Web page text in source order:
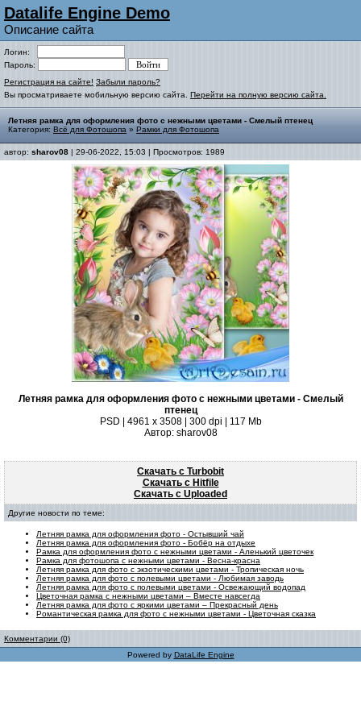
Datalife Engine Demo
Описание сайта
Логин:
Пароль:
Регистрация на сайте! Забыли пароль?
Вы просматриваете мобильную версию сайта. Перейти на полную версию сайта.
Летняя рамка для оформления фото с нежными цветами - Смелый птенец
Категория: Всё для Фотошопа » Рамки для Фотошопа
автор: sharov08 | 29-06-2022, 15:03 | Просмотров: 1989
Летняя рамка для оформления фото с нежными цветами - Смелый
птенец
PSD | 4961 х 3508 | 300 dpi | 117 Mb
Автор: sharov08
Скачать с Turbobit
Скачать с Hitfile
Скачать с Uploaded
Другие новости по теме:
Летняя рамка для оформления фото - Остывший чай
Летняя рамка для оформления фото - Бобёр на отдыхе
Рамка для оформления фото с нежными цветами - Аленький цветочек
Рамка для фотошопа с нежными цветами - Весна-красна
Летняя рамка для фото с экзотическими цветами - Тропическая ночь
Летняя рамка для фото с полевыми цветами - Любимая заводь
Летняя рамка для фото с полевыми цветами - Освежающий водопад
Цветочная рамка с нежными цветами – Вместе навсегда
Летняя рамка для фото с яркими цветами – Прекрасный день
Романтическая рамка для фото с нежными цветами - Цветочная сказка
Комментарии (0)
Powered by DataLife Engine